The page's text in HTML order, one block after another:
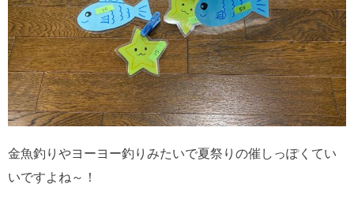
金魚釣りやヨーヨー釣りみたいで夏祭りの催しっぽくてい
いですよね～！